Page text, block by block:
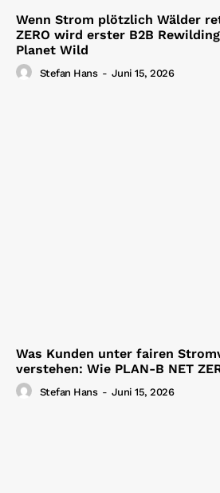
Wenn Strom plötzlich Wälder
ZERO wird erster B2B
Planet Wild
Stefan Hans - Juni 15, 2026
Was Kunden unter fairen
verstehen: Wie PLAN-B NET
Stefan Hans - Juni 15, 2026